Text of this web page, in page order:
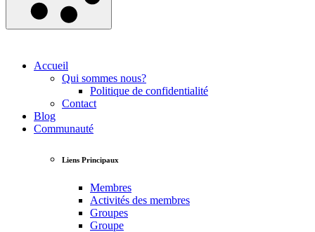
Accueil
Qui sommes nous?
Politique de confidentialité
Contact
Blog
Communauté
Liens Principaux
Membres
Activités des membres
Groupes
Groupe